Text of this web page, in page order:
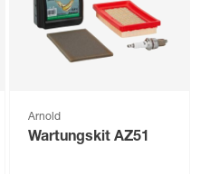
Arnold
Wartungskit AZ51